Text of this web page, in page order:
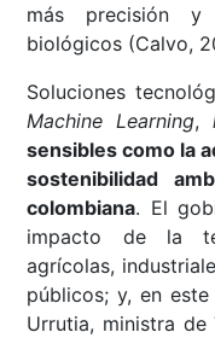
más precisión y
biológicos (Calvo,
Soluciones
Machine Learning,
sensibles como la
sostenibilidad
colombiana. El
impacto de la
agrícolas,
públicos; y, en
Urrutia, ministra